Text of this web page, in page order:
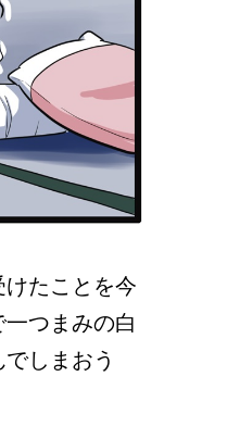
たことを今
つまみの白
しまおう